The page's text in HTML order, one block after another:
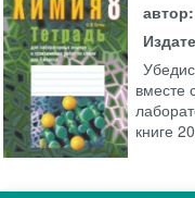
вместе
книге